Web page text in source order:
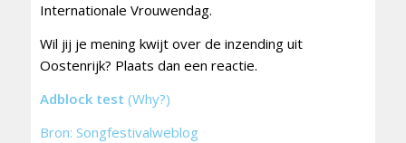
Internationale Vrouwendag.
Wil jij je mening kwijt over de inzending uit
Oostenrijk? Plaats dan een reactie.
Adblock test (Why?)
Bron: Songfestivalweblog